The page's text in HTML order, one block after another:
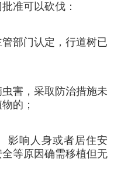
准可以砍伐：
管部门认定，行道树已
虫害，采取防治措施未
的；
影响人身或者居住安
等原因确需移植但无